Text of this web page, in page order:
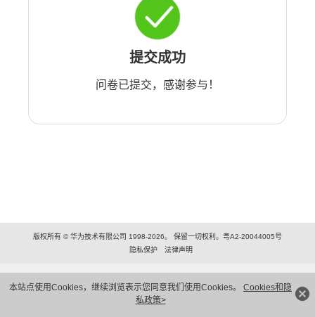
本站点使用Cookies，继续浏览表示您同意我们使用Cookies。 Cookies和隐
私政策>
提交成功
问卷已提交，感谢参与！
版权所有 © 华为技术有限公司 1998-2026。 保留一切权利。粤A2-20044005号
隐私保护
法律声明